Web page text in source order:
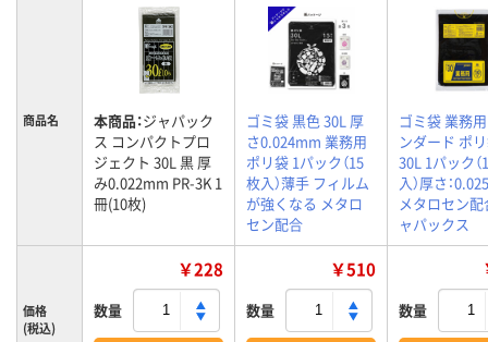
商品名 本商品：ジャパック
ス コンパクトプロ
ジェクト 30L 黒 厚
み0.022mm PR-3K 1
冊(10枚)
ゴミ袋 黒色 30L 厚
さ0.024mm 業務用
ポリ袋 1パック（15
枚入）薄手 フィルム
が強くなる メタロ
セン配合
ゴミ袋 業務
ンダード ポ
30L 1パック（
入）厚さ：
メタロセン配
ャパックス
価格
(税込)
￥228
数量
￥510
数量 数量